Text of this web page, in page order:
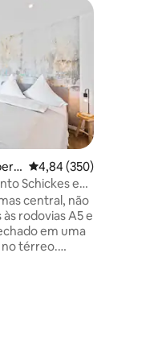
4,84 de uma avaliação
4,84 (350)
Schickes em
central, não
rodovias A5 e
térreo.
de